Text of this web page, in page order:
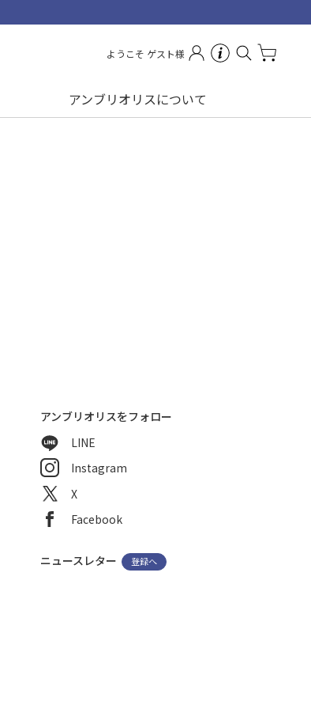
ようこそ ゲスト様
アンブリオリスについて
ッピングガイド
員ステージについて
い合わせ
アンブリオリスをフォロー
LINE
Instagram
X
Facebook
ニュースレター 登録へ